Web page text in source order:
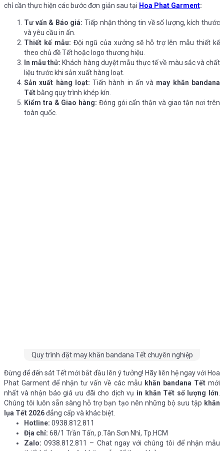
chỉ cần thực hiện các bước đơn giản sau tại Hoa Phat Garment:
Tư vấn & Báo giá: Tiếp nhận thông tin về số lượng, kích thước
và yêu cầu in ấn.
Thiết kế mẫu: Đội ngũ của xưởng sẽ hỗ trợ lên mẫu thiết kế
theo chủ đề Tết hoặc logo thương hiệu.
In mẫu thử: Khách hàng duyệt mẫu thực tế về màu sắc và chất
liệu trước khi sản xuất hàng loạt.
Sản xuất hàng loạt: Tiến hành in ấn và may khăn bandana
Tết bằng quy trình khép kín.
Kiểm tra & Giao hàng: Đóng gói cẩn thận và giao tận nơi trên
toàn quốc.
Quy trình đặt may khăn bandana Tết chuyên nghiệp
Đừng để đến sát Tết mới bắt đầu lên ý tưởng! Hãy liên hệ ngay với Hoa
Phat Garment để nhận tư vấn về các mẫu khăn bandana Tếtmới
nhất và nhận báo giá ưu đãi cho dịch vụ in khăn Tết số lượng lớn
Chúng tôi luôn sẵn sàng hỗ trợ bạn tạo nên những bộ sưu tập khăn
lụa Tết 2026đẳng cấp và khác biệt.
Hotline: 0938.812.811
Địa chỉ: 68/1 Trần Tấn, p.Tân Sơn Nhì, Tp.HCM
Zalo: 0938.812.811 – Chat ngay với chúng tôi để nhận mẫu